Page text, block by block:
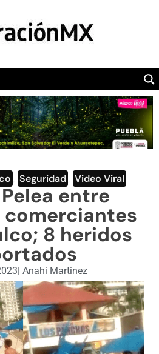
POLÍTICA
OPINIÓN
DEPORTES
SECTION
VIDEOS
Seguridad Video Viral
entre
8 heridos
| Anahi Martinez